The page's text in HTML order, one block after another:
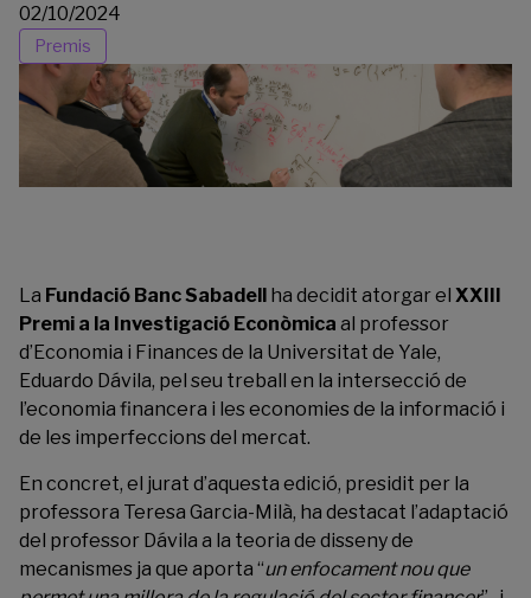
02/10/2024
Premis
La Fundació Banc Sabadell ha decidit atorgar el XXIII
Premi a la Investigació Econòmica al professor
d’Economia i Finances de la Universitat de Yale,
Eduardo Dávila, pel seu treball en la intersecció de
l’economia financera i les economies de la informació i
de les imperfeccions del mercat.
En concret, el jurat d’aquesta edició, presidit per la
professora Teresa Garcia-Milà, ha destacat l’adaptació
del professor Dávila a la teoria de disseny de
mecanismes ja que aporta “un enfocament nou que